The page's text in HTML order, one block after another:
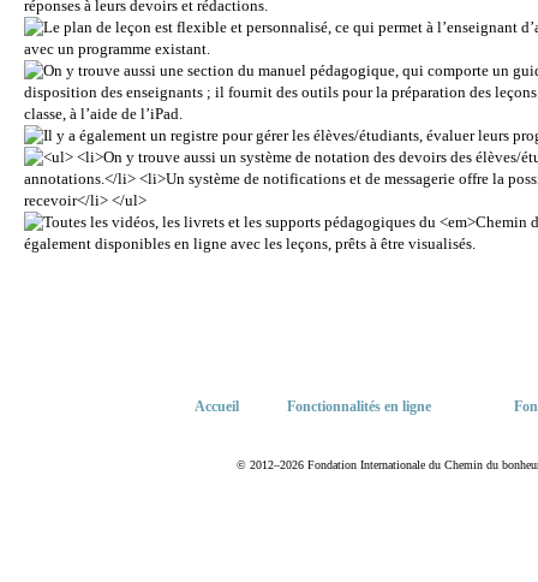
Accueil Fonctionnalités en ligne
© 2012–2026 Fondation Internationale du Chemin du